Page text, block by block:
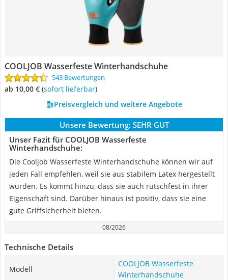
COOLJOB Wasserfeste Winterhandschuhe
543 Bewertungen
ab 10,00 € ( Sofort lieferbar)
Preisvergleich und weitere Angebote
Unsere Bewertung: SEHR GUT
Unser Fazit für COOLJOB Wasserfeste
Winterhandschuhe:
Die Cooljob Wasserfeste Winterhandschuhe können wir auf
jeden Fall empfehlen, weil sie aus stabilem Latex hergestellt
wurden. Es kommt hinzu, dass sie auch rutschfest in ihrer
Eigenschaft sind. Darüber hinaus ist positiv, dass sie eine
gute Griffsicherheit bieten.
08/2026
Technische Details
Modell
COOLJOB Wasserfeste
Winterhandschuhe